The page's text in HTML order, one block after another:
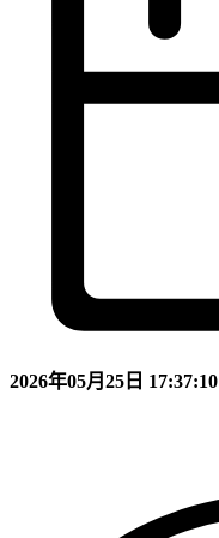
2026年05月25日 17:37:10